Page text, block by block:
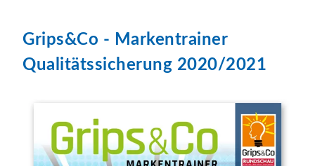
Grips&Co - Markentrainer
Qualitätssicherung 2020/2021